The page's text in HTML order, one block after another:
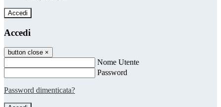
Accedi
Accedi
button close ×
Nome Utente
Password
Password dimenticata?